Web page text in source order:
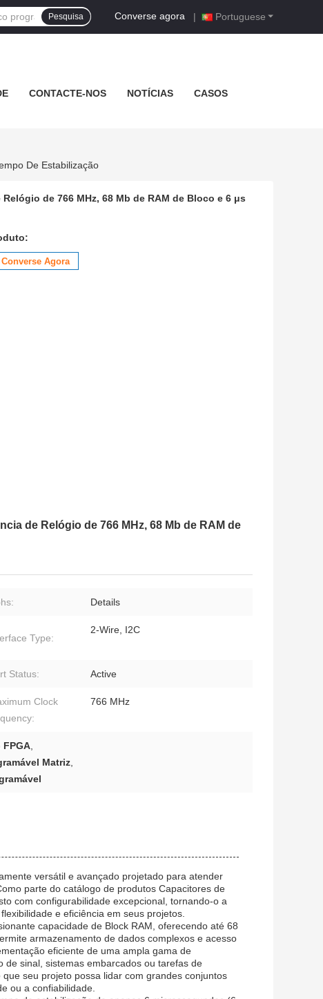
Portuguese
Converse agora |
Pesquisa
CONTACTE-NOS NOTÍCIAS CASOS
De Estabilização
de 766 MHz, 68 Mb de RAM de Bloco e 6 μs
Converse Agora
de Relógio de 766 MHz, 68 Mb de RAM de
Details
Type:
2-Wire, I2C
Status: Active
Clock
766 MHz
FPGA
Matriz
versátil e avançado projetado para atender
parte do catálogo de produtos Capacitores de
com configurabilidade excepcional, tornando-o a
e eficiência em seus projetos.
capacidade de Block RAM, oferecendo até 68
armazenamento de dados complexos e acesso
eficiente de uma ampla gama de
de sinal, sistemas embarcados ou tarefas de
seu projeto possa lidar com grandes conjuntos
ou a confiabilidade.